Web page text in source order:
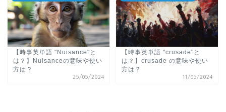
【時事英単語 "Nuisance"と
は？】Nuisanceの意味や使い
方は？
25/05/2024
【時事英単語 "crusade"と
は？】crusade の意味や使い
方は？
11/05/2024